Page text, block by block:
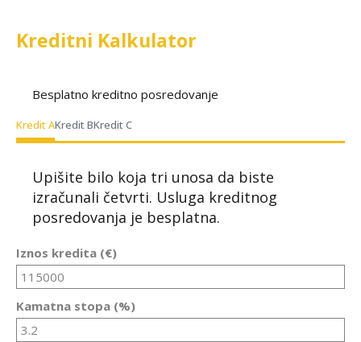
Kreditni Kalkulator
Besplatno kreditno posredovanje
Kredit AKredit BKredit C
Upišite bilo koja tri unosa da biste
izračunali četvrti. Usluga kreditnog
posredovanja je besplatna.
Iznos kredita (€)
Kamatna stopa (%)